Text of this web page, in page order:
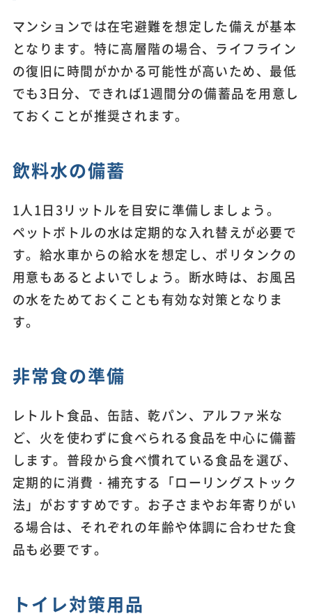
マンションでは在宅避難を想定した備えが基本
となります。特に高層階の場合、ライフライン
の復旧に時間がかかる可能性が高いため、最低
でも3日分、できれば1週間分の備蓄品を用意し
ておくことが推奨されます。
飲料水の備蓄
1人1日3リットルを目安に準備しましょう。
ペットボトルの水は定期的な入れ替えが必要で
す。給水車からの給水を想定し、ポリタンクの
用意もあるとよいでしょう。断水時は、お風呂
の水をためておくことも有効な対策となりま
す。
非常食の準備
レトルト食品、缶詰、乾パン、アルファ米な
ど、火を使わずに食べられる食品を中心に備蓄
します。普段から食べ慣れている食品を選び、
定期的に消費・補充する「ローリングストック
法」がおすすめです。お子さまやお年寄りがい
る場合は、それぞれの年齢や体調に合わせた食
品も必要です。
トイレ対策用品